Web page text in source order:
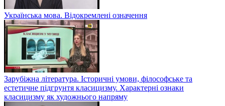
Українська мова. Відокремлені означення
Зарубіжна література. Історичні умови, філософське та
естетичне підгрунтя класицизму. Характерні ознаки
класицизму як художнього напряму